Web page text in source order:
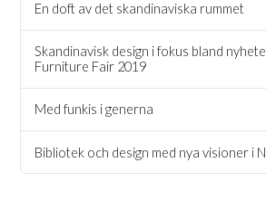
En doft av det skandinaviska rummet
Skandinavisk design i fokus bland
Furniture Fair 2019
Med funkis i generna
Bibliotek och design med nya visioner i